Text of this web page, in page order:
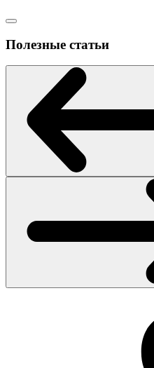
Полезные статьи